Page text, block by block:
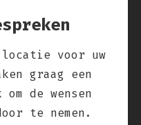
voor uw
graag een
de wensen
te nemen.